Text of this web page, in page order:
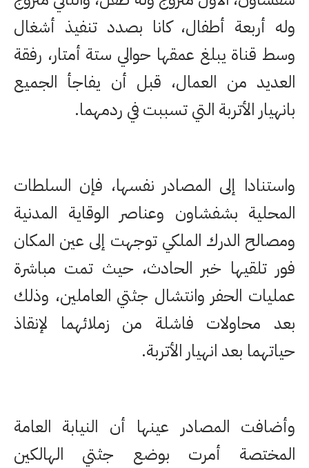
وله أربعة أطفال، كانا بصدد تنفيذ أشغال
وسط قناة يبلغ عمقها حوالي ستة أمتار، رفقة
العديد من العمال، قبل أن يفاجأ الجميع
بانهيار الأتربة التي تسببت في ردمهما.
واستنادا إلى المصادر نفسها، فإن السلطات
المحلية بشفشاون وعناصر الوقاية المدنية
ومصالح الدرك الملكي توجهت إلى عين المكان
فور تلقيها خبر الحادث، حيث تمت مباشرة
عمليات الحفر وانتشال جثتي العاملين، وذلك
بعد محاولات فاشلة من زملائهما لإنقاذ
حياتهما بعد انهيار الأتربة.
وأضافت المصادر عينها أن النيابة العامة
المختصة أمرت بوضع جثتي الهالكين